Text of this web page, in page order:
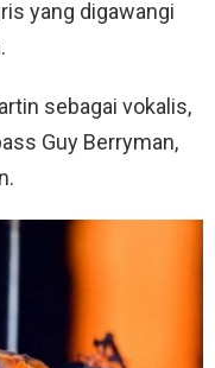
yang digawangi
sebagai vokalis,
Guy Berryman,